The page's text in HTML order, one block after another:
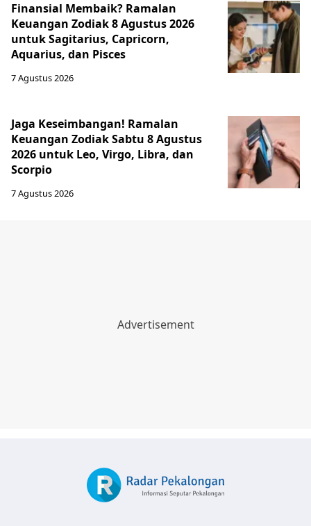
Finansial Membaik? Ramalan
Keuangan Zodiak 8 Agustus 2026
untuk Sagitarius, Capricorn,
Aquarius, dan Pisces
7 Agustus 2026
Jaga Keseimbangan! Ramalan
Keuangan Zodiak Sabtu 8 Agustus
2026 untuk Leo, Virgo, Libra, dan
Scorpio
7 Agustus 2026